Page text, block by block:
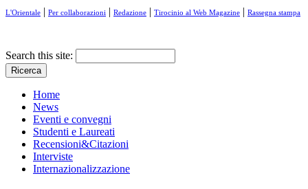
L'Orientale | Per collaborazioni | Redazione | Tirocinio al Web Magazine | Rassegna stampa
Search this site:
Home
News
Eventi e convegni
Studenti e Laureati
Recensioni&Citazioni
Interviste
Internazionalizzazione